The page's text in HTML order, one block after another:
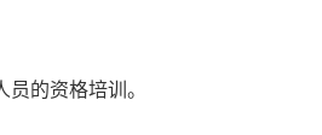
的资格培训。